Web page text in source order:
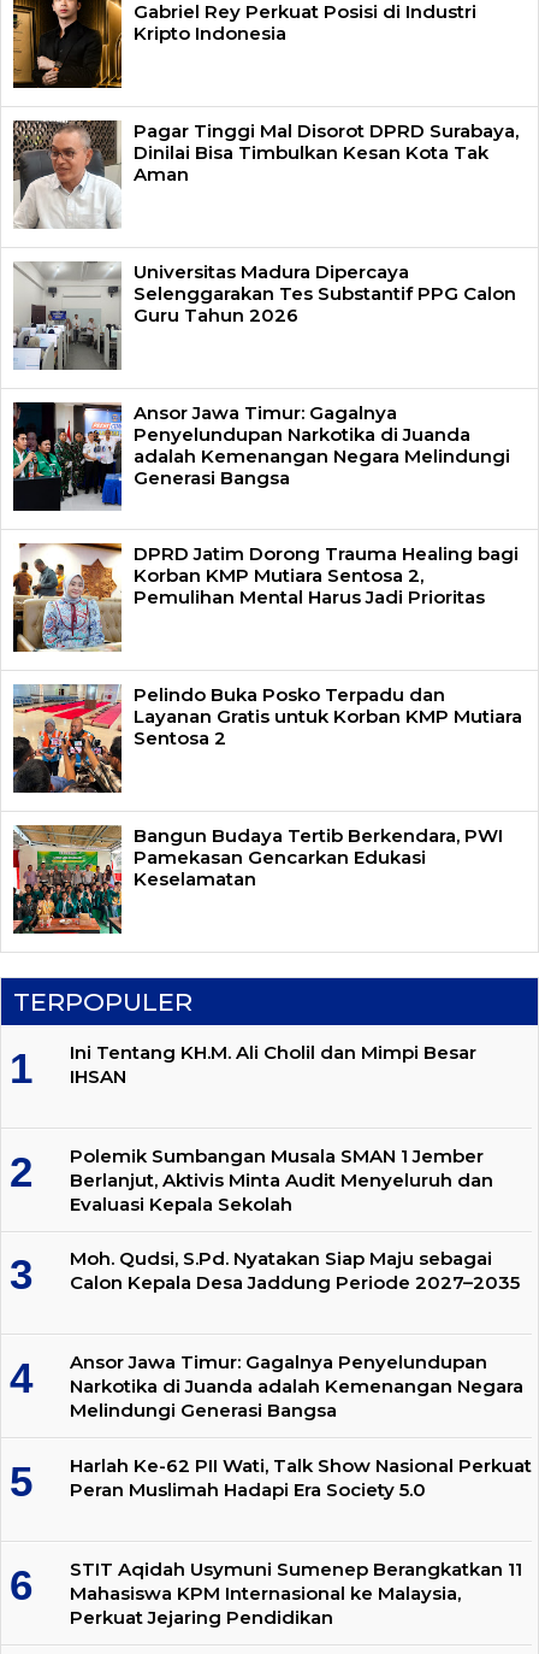
Gabriel Rey Perkuat Posisi di Industri
Kripto Indonesia
Pagar Tinggi Mal Disorot DPRD Surabaya,
Dinilai Bisa Timbulkan Kesan Kota Tak
Aman
Universitas Madura Dipercaya
Selenggarakan Tes Substantif PPG Calon
Guru Tahun 2026
Ansor Jawa Timur: Gagalnya
Penyelundupan Narkotika di Juanda
adalah Kemenangan Negara Melindungi
Generasi Bangsa
DPRD Jatim Dorong Trauma Healing bagi
Korban KMP Mutiara Sentosa 2,
Pemulihan Mental Harus Jadi Prioritas
Pelindo Buka Posko Terpadu dan
Layanan Gratis untuk Korban KMP Mutiara
Sentosa 2
Bangun Budaya Tertib Berkendara, PWI
Pamekasan Gencarkan Edukasi
Keselamatan
TERPOPULER
Ini Tentang KH.M. Ali Cholil dan Mimpi Besar
IHSAN
Polemik Sumbangan Musala SMAN 1 Jember
Berlanjut, Aktivis Minta Audit Menyeluruh dan
Evaluasi Kepala Sekolah
Moh. Qudsi, S.Pd. Nyatakan Siap Maju sebagai
Calon Kepala Desa Jaddung Periode 2027–2035
Ansor Jawa Timur: Gagalnya Penyelundupan
Narkotika di Juanda adalah Kemenangan Negara
Melindungi Generasi Bangsa
Harlah Ke-62 PII Wati, Talk Show Nasional Perkuat
Peran Muslimah Hadapi Era Society 5.0
STIT Aqidah Usymuni Sumenep Berangkatkan 11
Mahasiswa KPM Internasional ke Malaysia,
Perkuat Jejaring Pendidikan